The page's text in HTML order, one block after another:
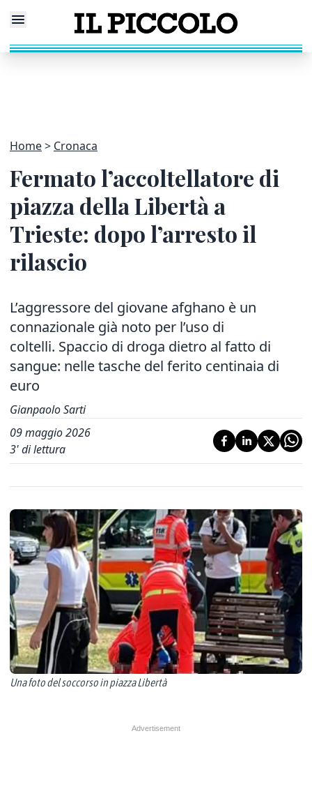
Home Cronaca
Fermato l’accoltellatore di
piazza della Libertà a
Trieste: dopo l’arresto il
rilascio
L’aggressore del giovane afghano è un
connazionale già noto per l’uso di
coltelli. Spaccio di droga dietro al fatto di
sangue: nelle tasche del ferito centinaia di
euro
Gianpaolo Sarti
09 maggio 2026
3' di lettura
Una foto del soccorso in piazza Libertà